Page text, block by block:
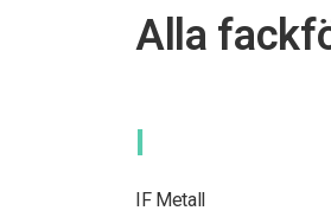
Alla
I
IF Metall